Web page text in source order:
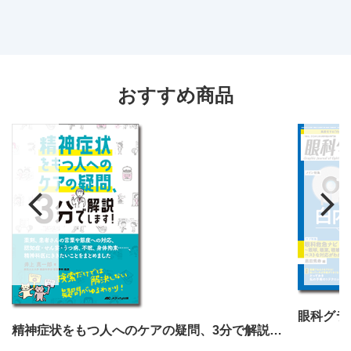
おすすめ商品
精神症状をもつ人へのケアの疑問、3分で解説します！
眼科グ